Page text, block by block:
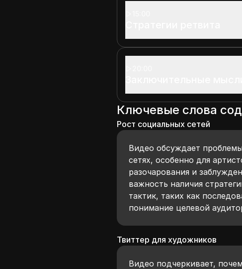
Ключевые слова
Рост социальных сетей
Видео обсуждает
сетях, особенно для
разочарования и
важность наличия
тактик, таких как
понимание целевой
Твиттер для художников
Видео подчеркивает,